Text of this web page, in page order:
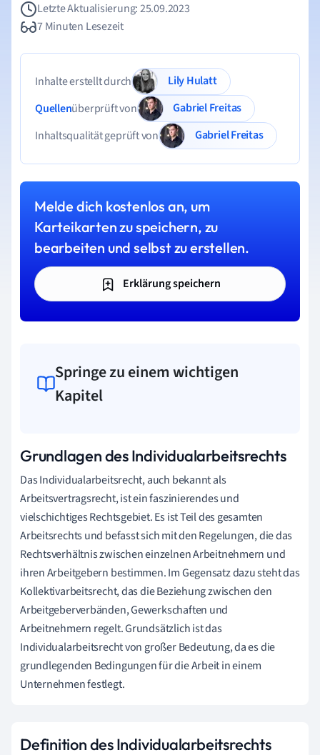
Letzte Aktualisierung: 25.09.2023
7 Minuten Lesezeit
Inhalte erstellt durch
Lily Hulatt
Quellenüberprüft von
Gabriel Freitas
Inhaltsqualität geprüft von
Gabriel Freitas
Melde dich kostenlos an, um
Karteikarten zu speichern, zu
bearbeiten und selbst zu erstellen.
Erklärung speichern
Springe zu einem wichtigen
Kapitel
Grundlagen des Individualarbeitsrechts
Das Individualarbeitsrecht, auch bekannt als
Arbeitsvertragsrecht, ist ein faszinierendes und
vielschichtiges Rechtsgebiet. Es ist Teil des gesamten
Arbeitsrechts und befasst sich mit den Regelungen, die das
Rechtsverhältnis zwischen einzelnen Arbeitnehmern und
ihren Arbeitgebern bestimmen. Im Gegensatz dazu steht das
Kollektivarbeitsrecht, das die Beziehung zwischen den
Arbeitgeberverbänden, Gewerkschaften und
Arbeitnehmern regelt. Grundsätzlich ist das
Individualarbeitsrecht von großer Bedeutung, da es die
grundlegenden Bedingungen für die Arbeit in einem
Unternehmen festlegt.
Definition des Individualarbeitsrechts